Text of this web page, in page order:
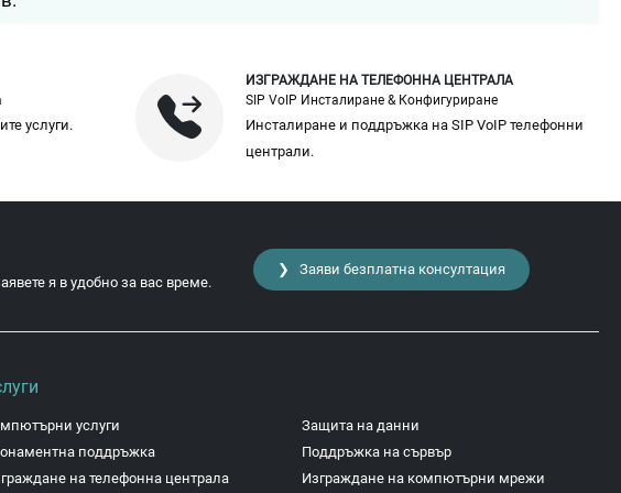
услуги.
ИЗГРАЖДАНЕ НА ТЕЛЕФОННА ЦЕНТРАЛА
SIP VoIP Инсталиране & Конфигуриране
Инсталиране и поддръжка на SIP VoIP телефонни
централи.
я в удобно за вас време.
❯ Заяви безплатна консултация
услуги
поддръжка
на телефонна централа
Защита на данни
Поддръжка на сървър
Изграждане на компютърни мрежи